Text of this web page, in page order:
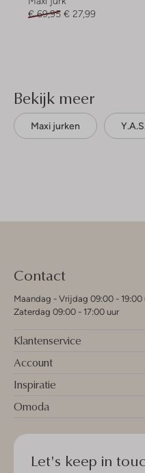
€ 69,95 € 27,99
Bekijk meer
Maxi jurken Y.a.s.
Contact
Maandag - Vrijdag 09:00 - 19:00
Zaterdag 09:00 - 17:00 uur
Klantenservice
Account
Inspiratie
Omoda
Let's keep in